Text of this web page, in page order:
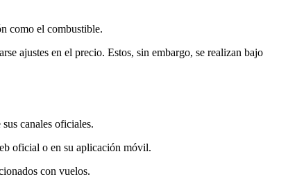
como el combustible.
ajustes en el precio. Estos, sin embargo, se realizan bajo
canales oficiales.
oficial o en su aplicación móvil.
con vuelos.